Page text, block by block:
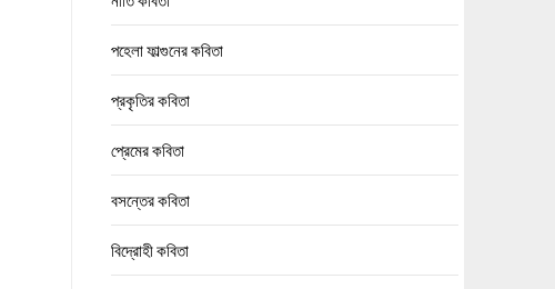
পহেলা ফাল্গুনের কবিতা
প্রকৃতির কবিতা
প্রেমের কবিতা
বসন্তের কবিতা
বিদ্রোহী কবিতা